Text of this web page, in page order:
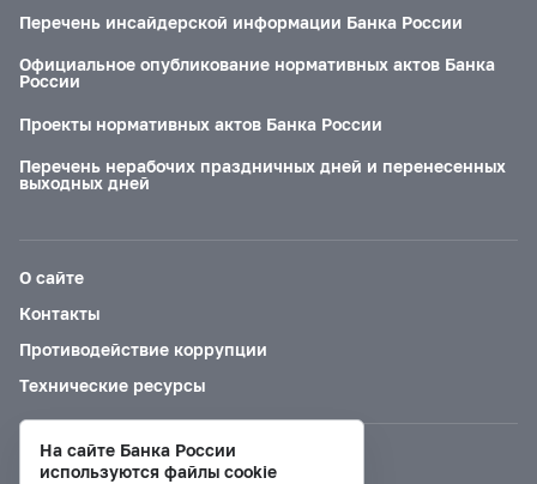
Перечень инсайдерской информации Банка России
Официальное опубликование нормативных актов Банка
России
Проекты нормативных актов Банка России
Перечень нерабочих праздничных дней и перенесенных
выходных дней
О сайте
Контакты
Противодействие коррупции
Технические ресурсы
Версия для слабовидящих
На сайте Банка России
используются файлы cookie